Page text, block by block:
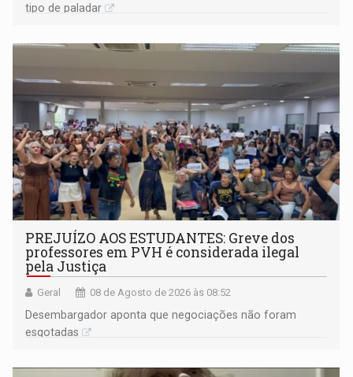
tipo de paladar
PREJUÍZO AOS ESTUDANTES: Greve dos
professores em PVH é considerada ilegal
pela Justiça
Geral 08 de Agosto de 2026 às 08:52
Desembargador aponta que negociações não foram
esgotadas